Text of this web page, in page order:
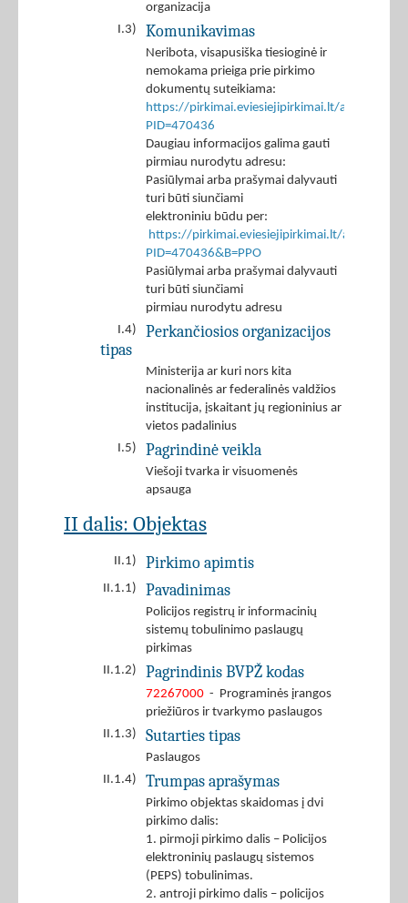
organizacija
I.3)
Komunikavimas
Neribota, visapusiška tiesioginė ir
nemokama prieiga prie pirkimo
dokumentų suteikiama:
https://pirkimai.eviesiejipirkimai.lt/app/rfq/
PID=470436
Daugiau informacijos galima gauti
pirmiau nurodytu adresu:
Pasiūlymai arba prašymai dalyvauti
turi būti siunčiami
elektroniniu būdu per:
https://pirkimai.eviesiejipirkimai.lt/app/rfq/
PID=470436&B=PPO
Pasiūlymai arba prašymai dalyvauti
turi būti siunčiami
pirmiau nurodytu adresu
I.4)
Perkančiosios organizacijos
tipas
Ministerija ar kuri nors kita
nacionalinės ar federalinės valdžios
institucija, įskaitant jų regioninius ar
vietos padalinius
I.5)
Pagrindinė veikla
Viešoji tvarka ir visuomenės
apsauga
II dalis: Objektas
II.1) Pirkimo apimtis
II.1.1) Pavadinimas
Policijos registrų ir informacinių
sistemų tobulinimo paslaugų
pirkimas
II.1.2)
Pagrindinis BVPŽ kodas
72267000 - Programinės įrangos
priežiūros ir tvarkymo paslaugos
II.1.3)
Sutarties tipas
Paslaugos
II.1.4)
Trumpas aprašymas
Pirkimo objektas skaidomas į dvi
pirkimo dalis:
1. pirmoji pirkimo dalis – Policijos
elektroninių paslaugų sistemos
(PEPS) tobulinimas.
2. antroji pirkimo dalis – policijos